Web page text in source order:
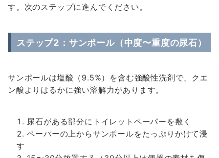
す。次のステップに進んでください。
ステップ2：サンポール（中度〜重度の尿石）
サンポールは塩酸（9.5%）を含む強酸性洗剤で、クエ
ン酸よりはるかに強い溶解力があります。
尿石がある部分にトイレットペーパーを敷く
ペーパーの上からサンポールをたっぷりかけて浸
す